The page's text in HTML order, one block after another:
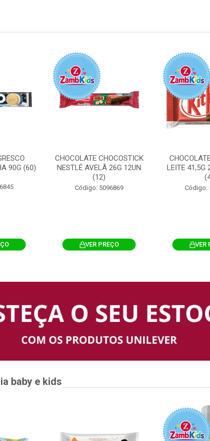
90G (60)
CHOCOLATE CHOCOSTICK
NESTLÉ AVELÃ 26G 12UN
(12)
Código: 5096869
VER PREÇO
LEITE 41,5G
Código:
VER
baby e kids